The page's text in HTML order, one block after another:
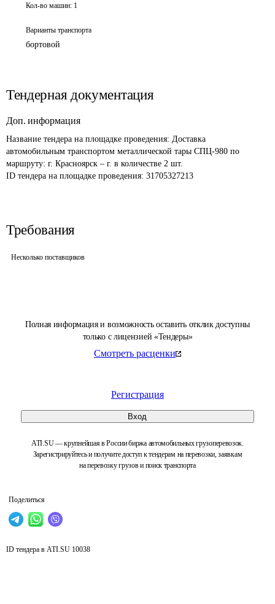
Полная информация и возможность оставить отклик доступны
только с лицензией «Тендеры»
Смотреть расценки
Регистрация
Вход
ATI.SU — крупнейшая в России биржа автомобильных грузоперевозок.
Зарегистрируйтесь и получите доступ к тендерам на перевозки, заявкам
на перевозку грузов и поиск транспорта
Поделиться
Кол-во машин: 1
Варианты транспорта
бортовой
Тендерная документация
Доп. информация
Название тендера на площадке проведения: Доставка
автомобильным транспортом металлической тары СПЦ-980 по
маршруту: г. Красноярск – г. в количестве 2 шт.
ID тендера на площадке проведения: 31705327213
Требования
Несколько поставщиков
ID тендера в ATI.SU 10038